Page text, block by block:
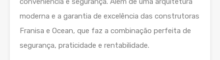
moderna e a garantia de excelência das construtoras
Franisa e Ocean, que faz a combinação perfeita de
segurança, praticidade e rentabilidade.